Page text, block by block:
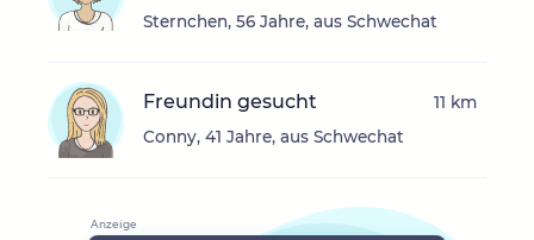
Sternchen, 56 Jahre, aus Schwechat
Freundin gesucht
Conny, 41 Jahre, aus Schwechat
11 km